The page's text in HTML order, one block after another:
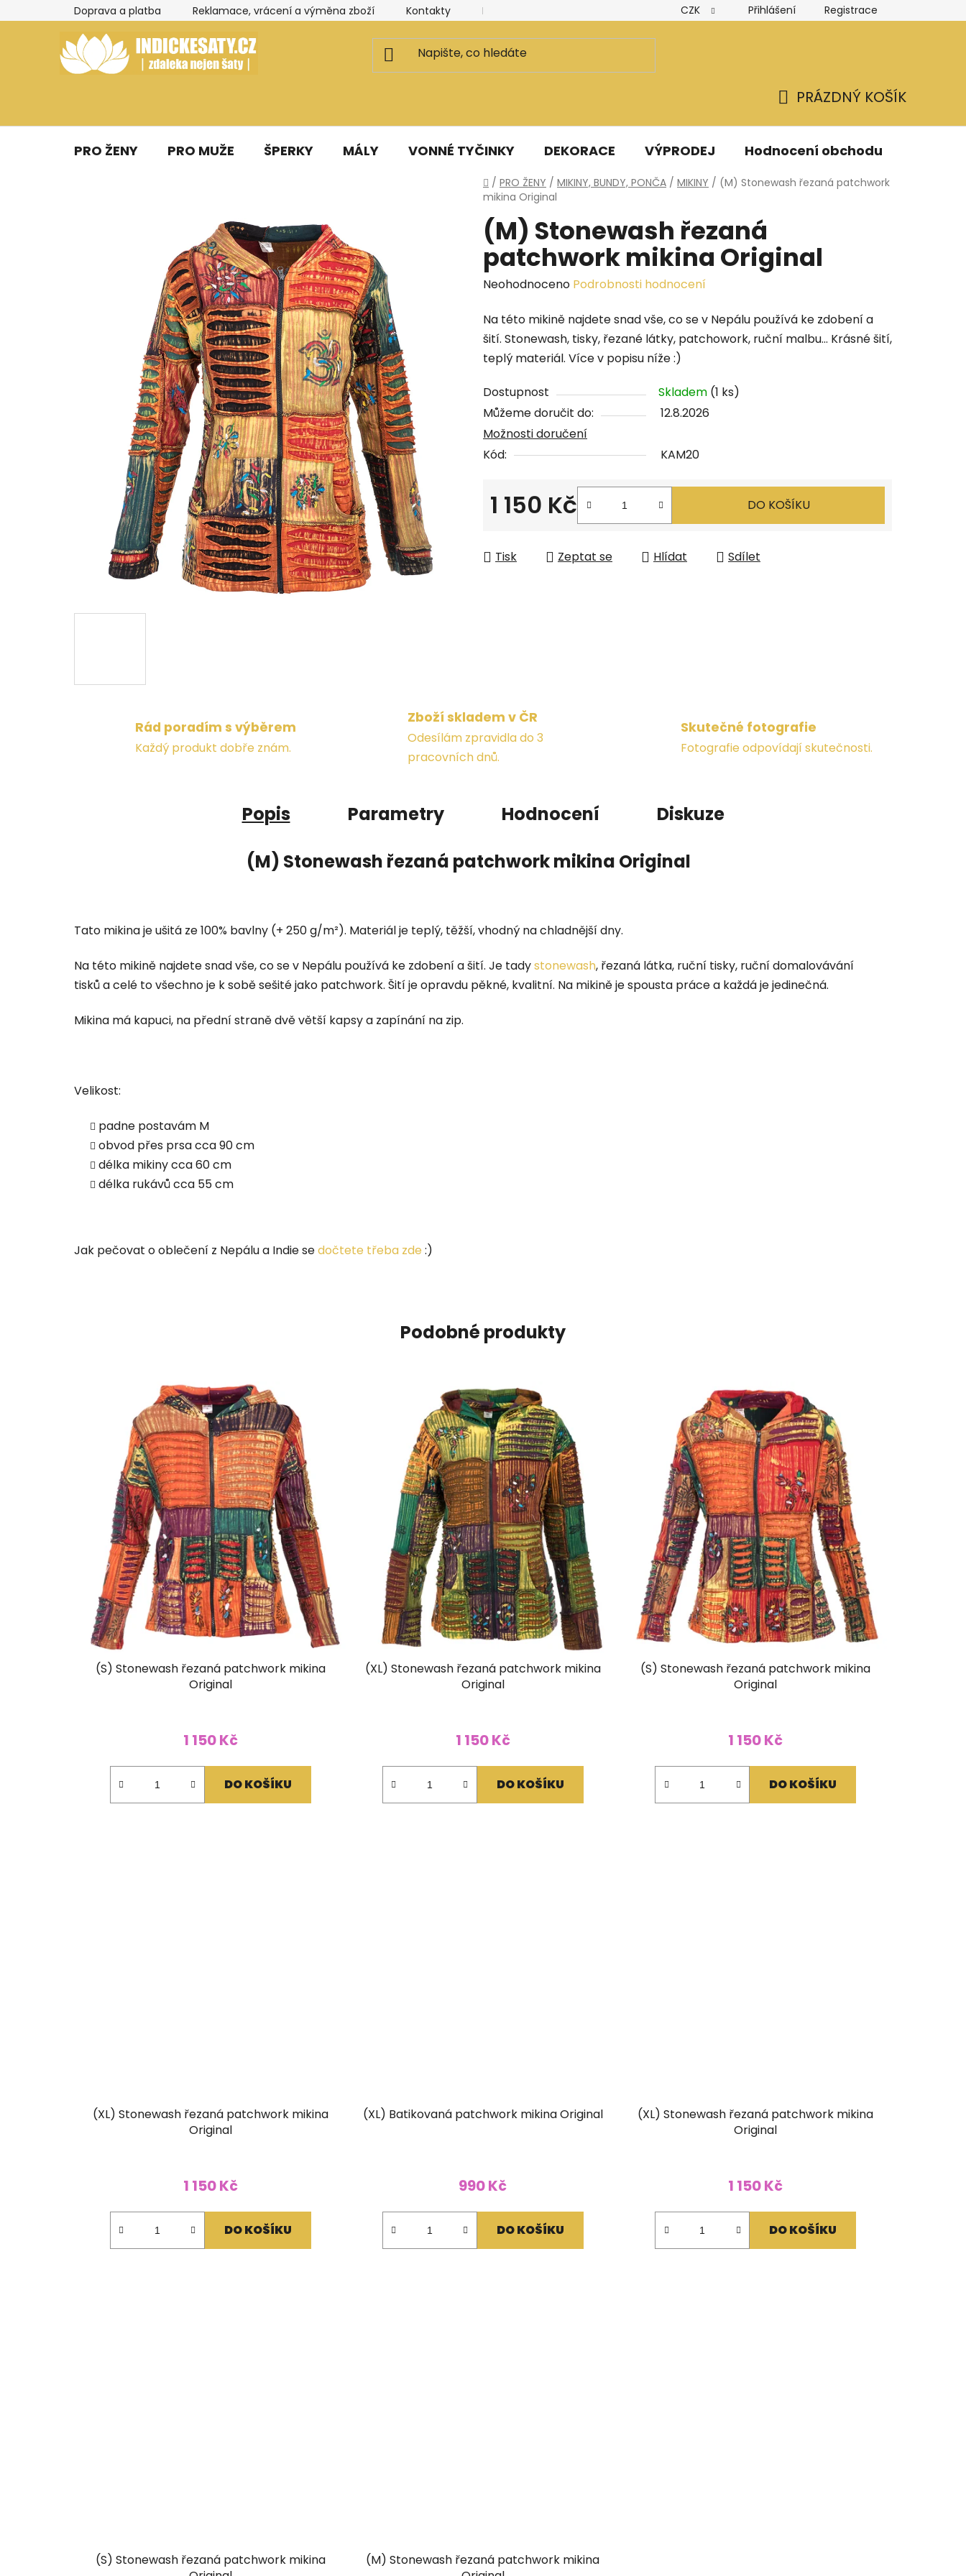
na
Doprava a platba Reklamace, vrácení a výměna zboží Kontakty Kancelář a ateliér Hodnocení obchodu Obchodní podmínky
CZK Přihlášení Registrace
KOŠÍK
PRÁZDNÝ KOŠÍK
PRO ŽENY PRO MUŽE ŠPERKY MÁLY VONNÉ TYČINKY DEKORACE VÝPRODEJ Hodnocení obchodu
Domů
/ PRO ŽENY / MIKINY, BUNDY, PONČA / MIKINY / (M) Stonewash řezaná patchwork
mikina Original
(M) Stonewash řezaná
patchwork mikina Original
Průměrné
produktu
je
0,0
5
hvězdiček.
Neohodnoceno Podrobnosti hodnocení
Na této mikině najdete snad vše, co se v Nepálu používá ke zdobení a
šití. Stonewash, tisky, řezané látky, patchowork, ruční malbu... Krásné šití,
teplý materiál. Více v popisu níže :)
Dostupnost Skladem (1 ks)
Můžeme doručit do:
12.8.2026
Možnosti doručení
Kód:
KAM20
1 150 Kč DO KOŠÍKU
Tisk Zeptat se Hlídat Sdílet
Rád poradím s výběrem
Každý produkt dobře znám.
Zboží skladem v ČR
Odesílám zpravidla do 3
pracovních dnů.
Skutečné fotografie
Fotografie odpovídají skutečnosti.
Popis Parametry Hodnocení
Diskuze
(M) Stonewash řezaná patchwork mikina Original
Tato mikina je ušitá ze 100% bavlny (+ 250 g/m²). Materiál je teplý, těžší, vhodný na chladnější dny.
Na této mikině najdete snad vše, co se v Nepálu používá ke zdobení a šití. Je tadystonewash, řezaná látka, ruční tisky, ruční domalovávání
tisků a celé to všechno je k sobě sešité jako patchwork. Šití je opravdu pěkné, kvalitní. Na mikině je spousta práce a každá je jedinečná.
Mikina má kapuci, na přední straně dvě větší kapsy a zapínání na zip.
Velikost:
padne postavám M
obvod přes prsa cca 90 cm
délka mikiny cca 60 cm
délka rukávů cca 55 cm
Jak pečovat o oblečení z Nepálu a Indie sedočtete třeba zde :)
Podobné produkty
(S) Stonewash řezaná patchwork mikina
Original
1 150 Kč
DO KOŠÍKU
(XL) Stonewash řezaná patchwork mikina
Original
1 150 Kč
DO KOŠÍKU
(S) Stonewash řezaná patchwork mikina
Original
1 150 Kč
DO KOŠÍKU
(XL) Stonewash řezaná patchwork mikina
Original
1 150 Kč
DO KOŠÍKU
(XL) Batikovaná patchwork mikina Original
990 Kč
DO KOŠÍKU
(XL) Stonewash řezaná patchwork mikina
Original
1 150 Kč
DO KOŠÍKU
(S) Stonewash řezaná patchwork mikina
(M) Stonewash řezaná patchwork mikina